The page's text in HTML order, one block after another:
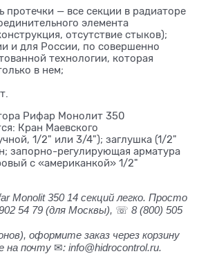
протечки — все секции в радиаторе
элемента
отсутствие стыков);
и для России, по совершенно
технологии, которая
в нем;
Рифар Монолит 350
Кран Маевского
1/2" или 3/4"); заглушка (1/2"
запорно-регулирующая арматура
с «американкой» 1/2"
Monolit 350 14 секций легко. Просто
54 79 (для Москвы), ☏ 8 (800) 505
оформите заказ через корзину
на почту ✉: info@hidrocontrol.ru.